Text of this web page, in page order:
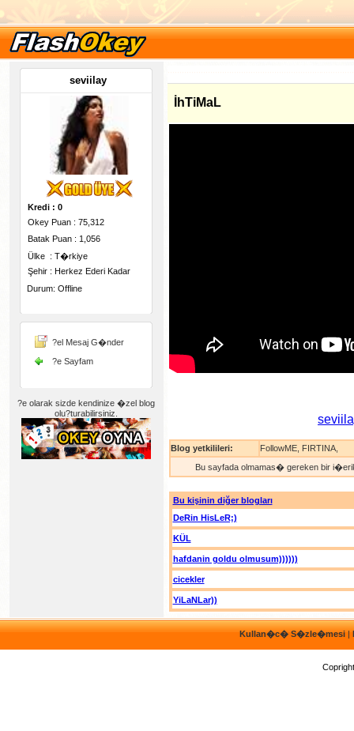
seviilay
Kredi : 0
Okey Puan : 75,312
Batak Puan : 1,056
Ülke : T�rkiye
Şehir : Herkez Ederi Kadar
Durum: Offline
?el Mesaj G�nder
?e Sayfam
?e olarak sizde kendinize �zel blog
olu?turabilirsiniz.
İhTiMaL
Blog yetkilileri: FollowME, FIRTINA,
Bu sayfada olmamas� gereken bir
Bu kişinin diğer blogları
DeRin HisLeR;)
KÜL
hafdanin goldu olmusum))))))
cicekler
YiLaNLar))
Kullan�c� S�zle�mesi|